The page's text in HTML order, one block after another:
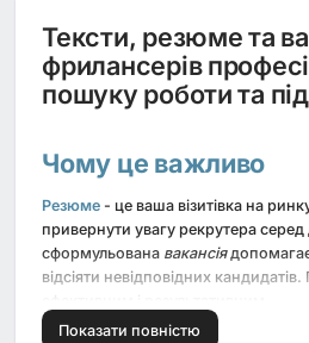
Тексти, резюме та
фрилансерів
пошуку роботи та
Чому це важливо
Резюме - це ваша візитівка на
привернути увагу рекрутера серед
сформульована вакансіядопомагає
відсіяти невідповідних
Показати повністю